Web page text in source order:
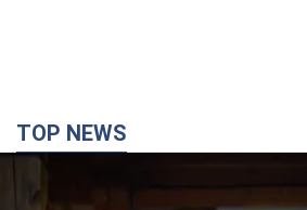
Зеленский впервые прибыл в